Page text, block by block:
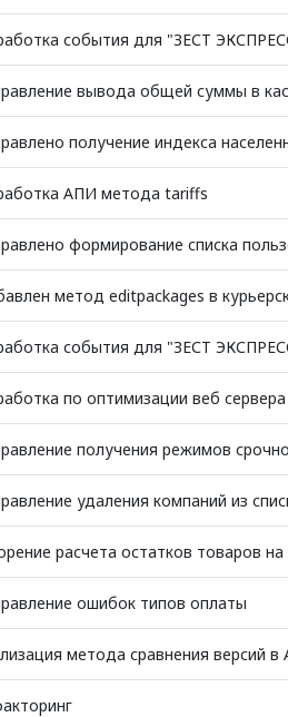
события для "ЗЕСТ
вывода общей суммы в
получение индекса
АПИ метода tariffs
формирование списка
метод editpackages в
события для "ЗЕСТ
по оптимизации веб сервера
получения режимов
удаления компаний из
расчета остатков товаров на
ошибок типов оплаты
метода сравнения версий